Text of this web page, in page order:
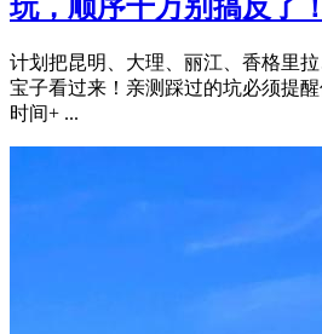
玩，顺序千万别搞反了！
计划把昆明、大理、丽江、香格里
宝子看过来！亲测踩过的坑必须提
时间+ ...